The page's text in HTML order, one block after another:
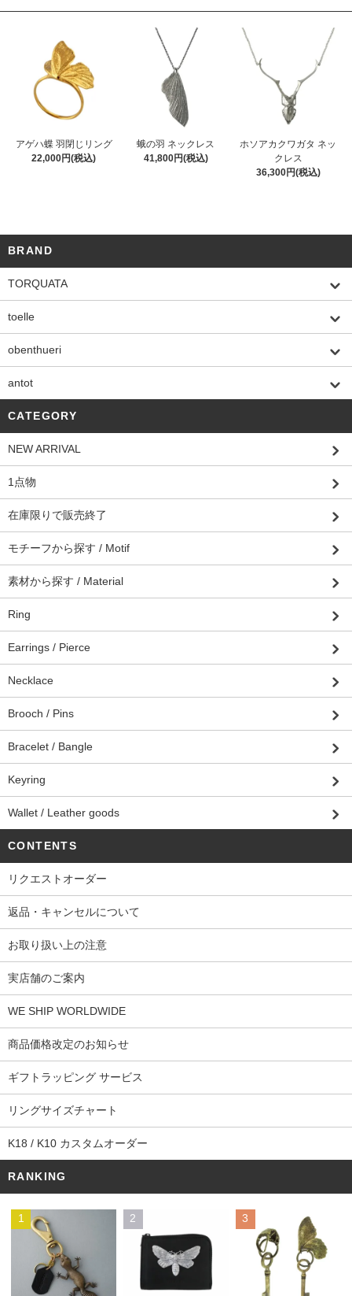
アゲハ蝶 羽閉じリング
22,000円(税込)
蛾の羽 ネックレス
41,800円(税込)
ホソアカクワガタ ネッ
クレス
36,300円(税込)
BRAND
TORQUATA
toelle
obenthueri
antot
CATEGORY
NEW ARRIVAL
1点物
在庫限りで販売終了
モチーフから探す / Motif
素材から探す / Material
Ring
Earrings / Pierce
Necklace
Brooch / Pins
Bracelet / Bangle
Keyring
Wallet / Leather goods
CONTENTS
リクエストオーダー
返品・キャンセルについて
お取り扱い上の注意
実店舗のご案内
WE SHIP WORLDWIDE
商品価格改定のお知らせ
ギフトラッピング サービス
リングサイズチャート
K18 / K10 カスタムオーダー
RANKING
1 2 3